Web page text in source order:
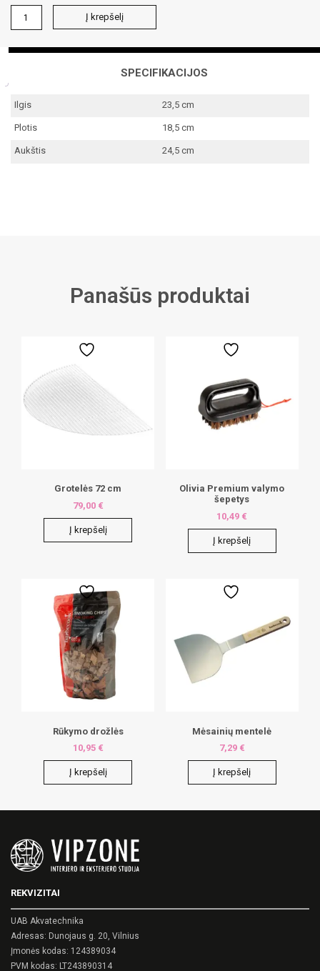
kiekis:
briketai
Į krepšelį
SPECIFIKACIJOS
Ilgis 23,5 cm
Plotis 18,5 cm
Aukštis 24,5 cm
Panašūs produktai
Grotelės 72 cm
79,00 €
Į krepšelį
Olivia Premium valymo
šepetys
10,49 €
Į krepšelį
Rūkymo drožlės
10,95 €
Į krepšelį
Mėsainių mentelė
7,29 €
Į krepšelį
REKVIZITAI
UAB Akvatechnika
Adresas: Dunojaus g. 20, Vilnius
Įmonės kodas: 124389034
PVM kodas: LT243890314